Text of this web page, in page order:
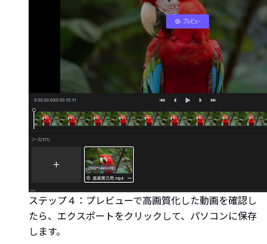
ステップ４：プレビューで高画質化した動画を確認し
たら、エクスポートをクリックして、パソコンに保存
します。